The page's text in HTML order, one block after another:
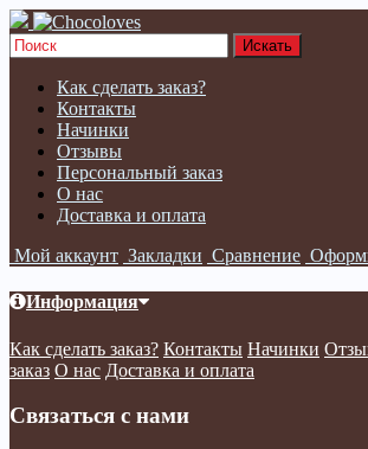
Как сделать заказ?
Контакты
Начинки
Отзывы
Персональный заказ
О нас
Доставка и оплата
Мой аккаунт Закладки Сравнение
Информация
Как сделать заказ? Контакты Начинки
заказ О нас Доставка и оплата
Связаться с нами